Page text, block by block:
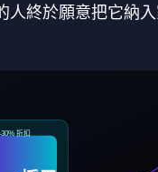
人終於願意把它納
折扣